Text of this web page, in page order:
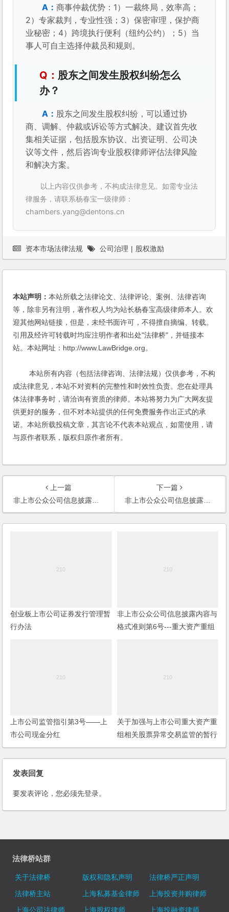
商事仲裁优势：1）一裁终局，效率高；
2）专家裁判，专业性强；3）保密审理，保护商
业秘密；4）跨境执行便利（纽约公约）；5）当
事人可自主选择仲裁员和规则。
股东之间发生股权纠纷怎么
办？
股东之间发生股权纠纷，可以通过协
商、调解、仲裁或诉讼等方式解决。建议首先收
集相关证据，包括股东协议、出资证明、公司决
议等文件，然后咨询专业股权律师评估法律风险
和解决方案。
以上内容仅供参考，不构成法律意见。如需专业法
律服务，请联系杨春宝一级律师：
chambers.yang@dentons.cn
资本市场法律法规 公司治理 | 股权激励
本站声明：本站所载之法律论文、法律评论、案例、法律咨询
等，除非另有注明，著作权人均为站长杨春宝高级律师本人。欢
迎其他网站链接，但是，未经书面许可，不得擅自摘编、转载。
引用及经许可转载时均应注明作者和出处"法律桥"，并链接本
站。本站网址：http://www.LawBridge.org。
本站所有内容（包括法律咨询、法律法规）仅供参考，不构
成法律意见，本站不对资料的完整性和时效性负责。您在处理具
体法律事务时，请洽询有资质的律师。本站将努力为广大网友提
供更好的服务，但不对本站提供的任何免费服务作出正式的承
诺。本站所载投稿文章，其言论不代表本站观点，如需使用，请
与原作者联系，版权归原作者所有。
上一篇
非上市公众公司信息披露内容与格式准则第3号----定向发行说明书和发行情况报告书
下一篇
非上市公众公司信息披露内容与格式准则第4号----定向发行申请文件
创业板上市公司证券发行管理暂
行办法
非上市公众公司信息披露内容与
格式准则第6号---重大资产重组
上市公司监管指引第3号——上
市公司现金分红
关于加强与上市公司重大资产重
组相关股票异常交易监管的暂行
规定
发表回复
要发表评论，您必须先登录。
法律桥站群
关于法律桥 版权和隐私声明
法律桥严正声明
法律桥主站
上海私募基金律师
上海投资并购律师
上海公司法律师
上海股权律师
上海投融资律师